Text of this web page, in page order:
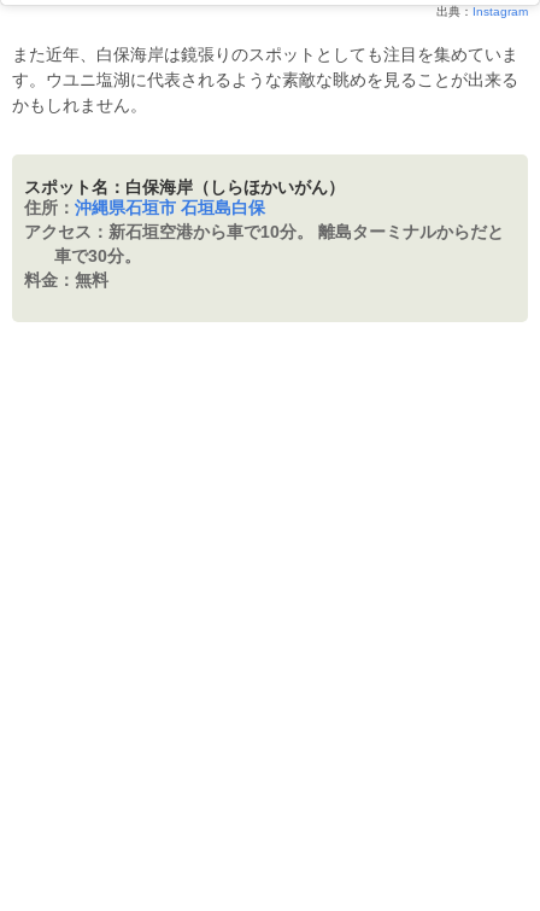
出典： Instagram
また近年、白保海岸は鏡張りのスポットとしても注目を集めていま
す。ウユニ塩湖に代表されるような素敵な眺めを見ることが出来る
かもしれません。
スポット名：白保海岸（しらほかいがん）
住所： 沖縄県石垣市 石垣島白保
アクセス： 新石垣空港から車で10分。 離島ターミナルからだと
車で30分。
料金： 無料